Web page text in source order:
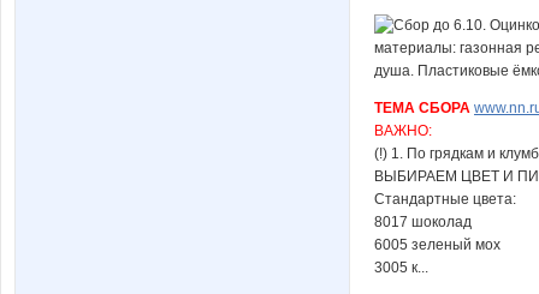
ТЕМА СБОРА
ВАЖНО:
(!) 1. По грядкам и
ВЫБИРАЕМ ЦВЕТ И
Стандартные цвета:
8017 шоколад
6005 зеленый мох
3005 к...